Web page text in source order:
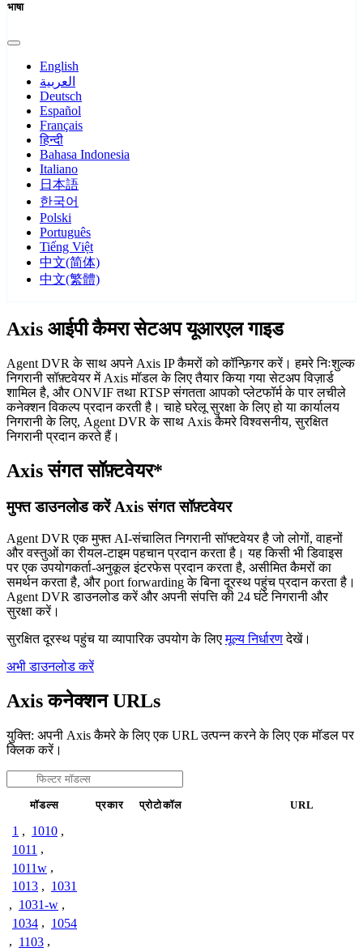
भाषा
English
العربية
Deutsch
Español
Français
हिन्दी
Bahasa Indonesia
Italiano
日本語
한국어
Polski
Português
Tiếng Việt
中文(简体)
中文(繁體)
Axis आईपी कैमरा सेटअप यूआरएल गाइड
Agent DVR के साथ अपने Axis IP कैमरों को कॉन्फ़िगर करें। हमरे निःशुल्क
निगरानी सॉफ़्टवेयर में Axis मॉडल के लिए तैयार किया गया सेटअप विज़ार्ड
शामिल है, और ONVIF तथा RTSP संगतता आपको प्लेटफॉर्म के पार लचीले
कनेक्शन विकल्प प्रदान करती है। चाहे घरेलू सुरक्षा के लिए हो या कार्यालय
निगरानी के लिए, Agent DVR के साथ Axis कैमरे विश्वसनीय, सुरक्षित
निगरानी प्रदान करते हैं।
Axis संगत सॉफ़्टवेयर*
मुफ्त डाउनलोड करें Axis संगत सॉफ़्टवेयर
Agent DVR एक मुफ्त AI-संचालित निगरानी सॉफ्टवेयर है जो लोगों, वाहनों
और वस्तुओं का रीयल-टाइम पहचान प्रदान करता है। यह किसी भी डिवाइस
पर एक उपयोगकर्ता-अनुकूल इंटरफेस प्रदान करता है, असीमित कैमरों का
समर्थन करता है, और port forwarding के बिना दूरस्थ पहुंच प्रदान करता है।
Agent DVR डाउनलोड करें और अपनी संपत्ति की 24 घंटे निगरानी और
सुरक्षा करें।
सुरक्षित दूरस्थ पहुंच या व्यापारिक उपयोग के लिएमूल्य निर्धारणदेखें।
अभी डाउनलोड करें
Axis कनेक्शन URLs
युक्ति: अपनी Axis कैमरे के लिए एक URL उत्पन्न करने के लिए एक मॉडल पर
क्लिक करें।
मॉडल्स प्रकार प्रोटोकॉल URL
1 , 1010 ,
1011 ,
1011w ,
1013 , 1031
, 1031-w ,
1034 , 1054
, 1103 ,